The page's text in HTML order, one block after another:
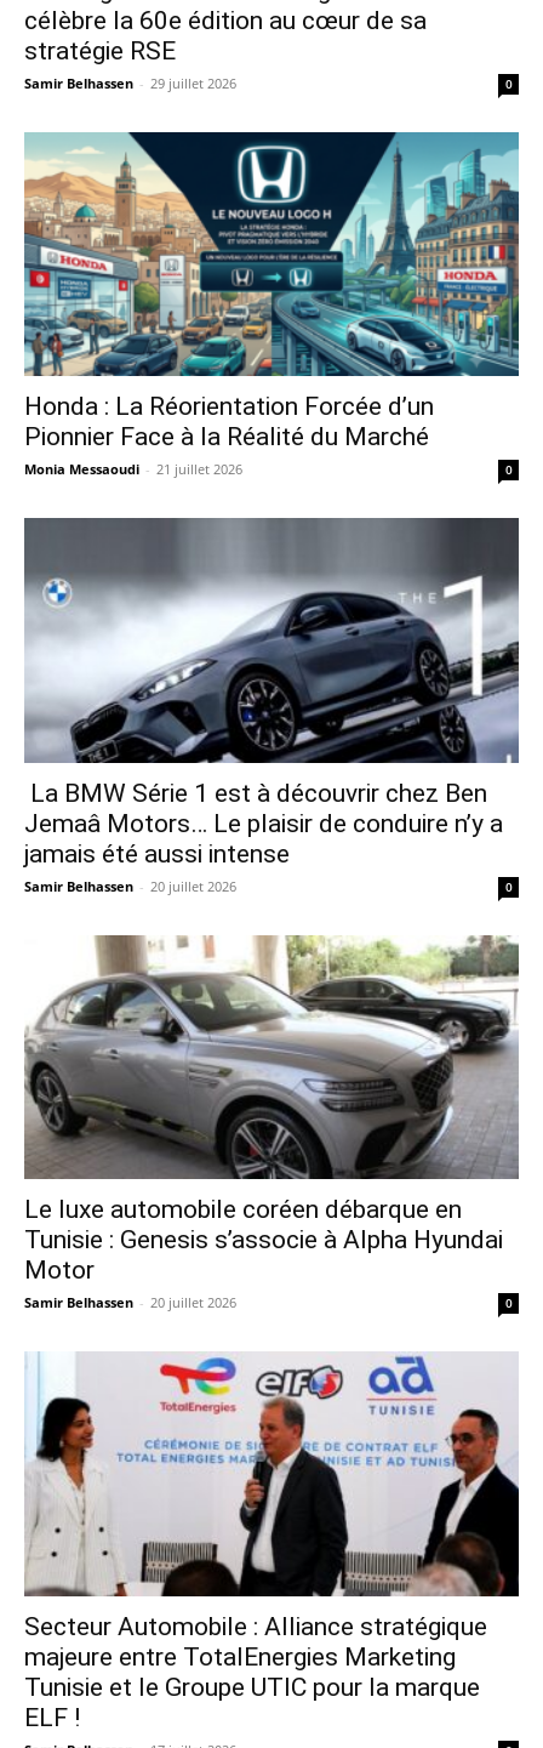
célèbre la 60e édition au cœur de sa
stratégie RSE
Samir Belhassen - 29 juillet 2026 0
Honda : La Réorientation Forcée d’un
Pionnier Face à la Réalité du Marché
Monia Messaoudi - 21 juillet 2026 0
La BMW Série 1 est à découvrir chez Ben
Jemaâ Motors… Le plaisir de conduire n’y a
jamais été aussi intense
Samir Belhassen - 20 juillet 2026 0
Le luxe automobile coréen débarque en
Tunisie : Genesis s’associe à Alpha Hyundai
Motor
Samir Belhassen - 20 juillet 2026 0
Secteur Automobile : Alliance stratégique
majeure entre TotalEnergies Marketing
Tunisie et le Groupe UTIC pour la marque
ELF !